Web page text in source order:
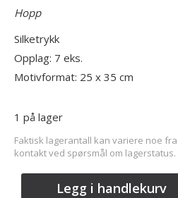
Hopp
Silketrykk
Opplag: 7 eks.
Motivformat: 25 x 35 cm
1 på lager
Faktisk lagerantall kan variere noe
kontakt ved spørsmål om lagerstatus.
Legg i handlekurv